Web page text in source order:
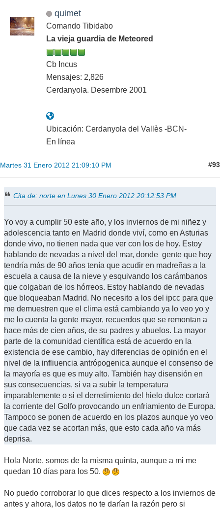
quimet
Comando Tibidabo
La vieja guardia de Meteored
Cb Incus
Mensajes: 2,826
Cerdanyola. Desembre 2001
Ubicación: Cerdanyola del Vallès -BCN-
En línea
Martes 31 Enero 2012 21:09:10 PM #93
Cita de: norte en Lunes 30 Enero 2012 20:12:53 PM
Yo voy a cumplir 50 este año, y los inviernos de mi niñez y
adolescencia tanto en Madrid donde viví, como en Asturias
donde vivo, no tienen nada que ver con los de hoy. Estoy
hablando de nevadas a nivel del mar, donde gente que hoy
tendría más de 90 años tenía que acudir en madreñas a la
escuela a causa de la nieve y esquivando los carámbanos
que colgaban de los hórreos. Estoy hablando de nevadas
que bloqueaban Madrid. No necesito a los del ipcc para que
me demuestren que el clima está cambiando ya lo veo yo y
me lo cuenta la gente mayor, recuerdos que se remontan a
hace más de cien años, de su padres y abuelos. La mayor
parte de la comunidad científica está de acuerdo en la
existencia de ese cambio, hay diferencias de opinión en el
nivel de la infliuencia antrópogenica aunque el consenso de
la mayoría es que es muy alto. También hay disensión en
sus consecuencias, si va a subir la temperatura
imparablemente o si el derretimiento del hielo dulce cortará
la corriente del Golfo provocando un enfriamiento de Europa.
Tampoco se ponen de acuerdo en los plazos aunque yo veo
que cada vez se acortan más, que esto cada año va más
deprisa.
Hola Norte, somos de la misma quinta, aunque a mi me
quedan 10 días para los 50.
No puedo corroborar lo que dices respecto a los inviernos de
antes y ahora, los datos no te darían la razón pero si